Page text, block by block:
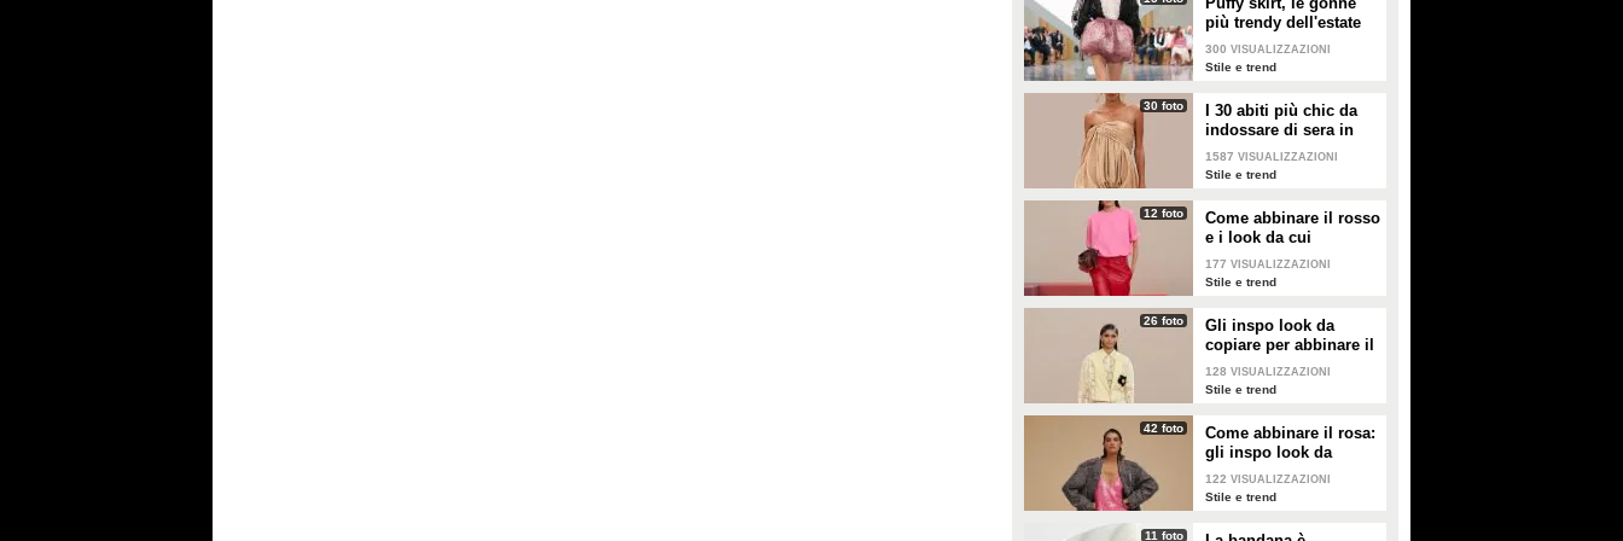
più trendy dell'estate
2026 sono quelle a
palloncino
300 VISUALIZZAZIONI
Stile e trend
30 foto
I 30 abiti più chic da
indossare di sera in
estate
1587 VISUALIZZAZIONI
Stile e trend
12 foto
Come abbinare il rosso
e i look da cui
prendere ispirazione
177 VISUALIZZAZIONI
Stile e trend
26 foto
Gli inspo look da
copiare per abbinare il
giallo
128 VISUALIZZAZIONI
Stile e trend
42 foto
Come abbinare il rosa:
gli inspo look da
copiare
122 VISUALIZZAZIONI
Stile e trend
11 foto